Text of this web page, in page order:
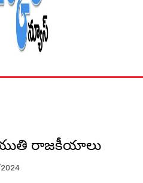
రాజకీయాలు